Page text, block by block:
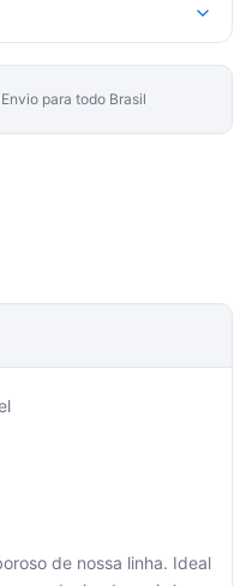
Envio para todo Brasil
de nossa linha. Ideal